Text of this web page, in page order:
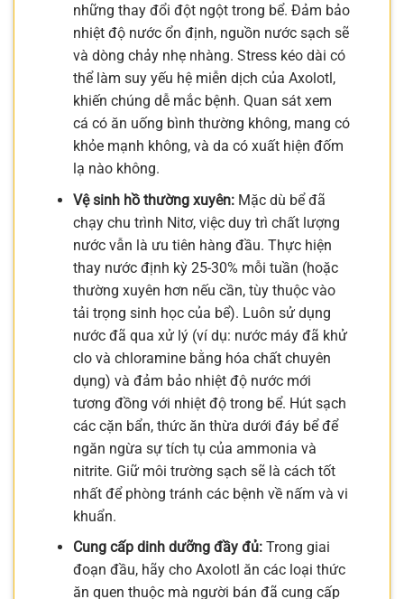
những thay đổi đột ngột trong bể. Đảm bảo
nhiệt độ nước ổn định, nguồn nước sạch sẽ
và dòng chảy nhẹ nhàng. Stress kéo dài có
thể làm suy yếu hệ miễn dịch của Axolotl,
khiến chúng dễ mắc bệnh. Quan sát xem
cá có ăn uống bình thường không, mang có
khỏe mạnh không, và da có xuất hiện đốm
lạ nào không.
Vệ sinh hồ thường xuyên:Mặc dù bể đã
chạy chu trình Nitơ, việc duy trì chất lượng
nước vẫn là ưu tiên hàng đầu. Thực hiện
thay nước định kỳ 25-30% mỗi tuần (hoặc
thường xuyên hơn nếu cần, tùy thuộc vào
tải trọng sinh học của bể). Luôn sử dụng
nước đã qua xử lý (ví dụ: nước máy đã khử
clo và chloramine bằng hóa chất chuyên
dụng) và đảm bảo nhiệt độ nước mới
tương đồng với nhiệt độ trong bể. Hút sạch
các cặn bẩn, thức ăn thừa dưới đáy bể để
ngăn ngừa sự tích tụ của ammonia và
nitrite. Giữ môi trường sạch sẽ là cách tốt
nhất để phòng tránh các bệnh về nấm và vi
khuẩn.
Cung cấp dinh dưỡng đầy đủ:Trong giai
đoạn đầu, hãy cho Axolotl ăn các loại thức
ăn quen thuộc mà người bán đã cung cấp